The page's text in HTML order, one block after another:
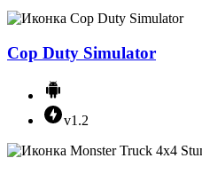
Cop Duty Simulator
v1.2